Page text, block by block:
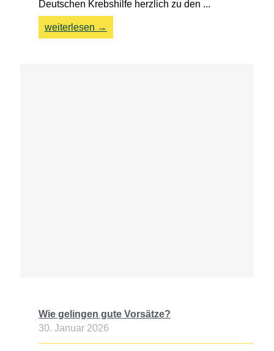
Deutschen Krebshilfe herzlich zu den ...
weiterlesen →
Wie gelingen gute Vorsätze?
30. Januar 2026